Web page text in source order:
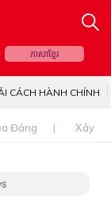
ភាសាខ្មែរ
CÁCH HÀNH CHÍNH
Đảng Xây